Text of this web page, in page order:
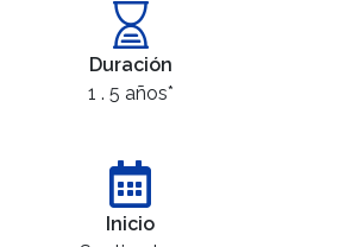
Duración
1 . 5 años*
Inicio